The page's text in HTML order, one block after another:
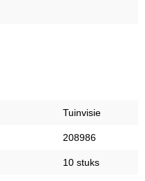
Tuinvisie
208986
10 stuks